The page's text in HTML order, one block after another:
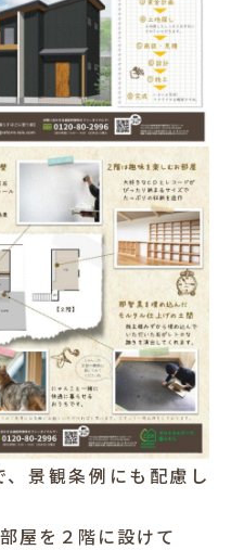
声
景観条例にも配慮し
屋を２階に設けて